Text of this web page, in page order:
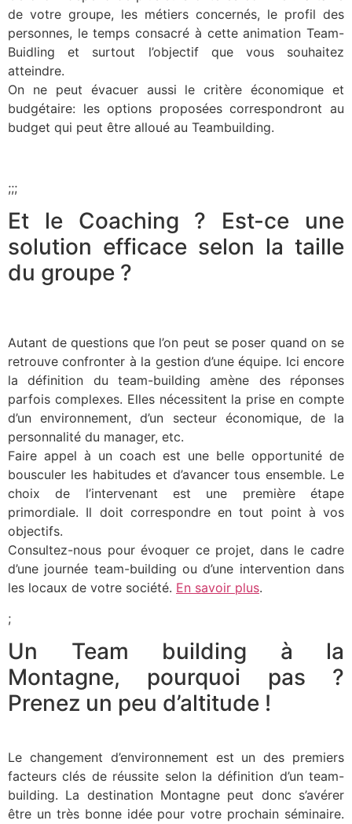
de votre groupe, les métiers concernés, le profil des
personnes, le temps consacré à cette animation Team-
Buidling et surtout l’objectif que vous souhaitez
atteindre.
On ne peut évacuer aussi le critère économique et
budgétaire: les options proposées correspondront au
budget qui peut être alloué au Teambuilding.
;;;
Et le Coaching ? Est-ce une
solution efficace selon la taille
du groupe ?
Autant de questions que l’on peut se poser quand on se
retrouve confronter à la gestion d’une équipe. Ici encore
la définition du team-building amène des réponses
parfois complexes. Elles nécessitent la prise en compte
d’un environnement, d’un secteur économique, de la
personnalité du manager, etc.
Faire appel à un coach est une belle opportunité de
bousculer les habitudes et d’avancer tous ensemble. Le
choix de l’intervenant est une première étape
primordiale. Il doit correspondre en tout point à vos
objectifs.
Consultez-nous pour évoquer ce projet, dans le cadre
d’une journée team-building ou d’une intervention dans
les locaux de votre société. En savoir plus.
;
Un Team building à la
Montagne, pourquoi pas ?
Prenez un peu d’altitude !
Le changement d’environnement est un des premiers
facteurs clés de réussite selon la définition d’un team-
building. La destination Montagne peut donc s’avérer
être un très bonne idée pour votre prochain séminaire.